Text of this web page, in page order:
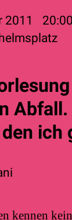
2011 20:00
ich
kennen